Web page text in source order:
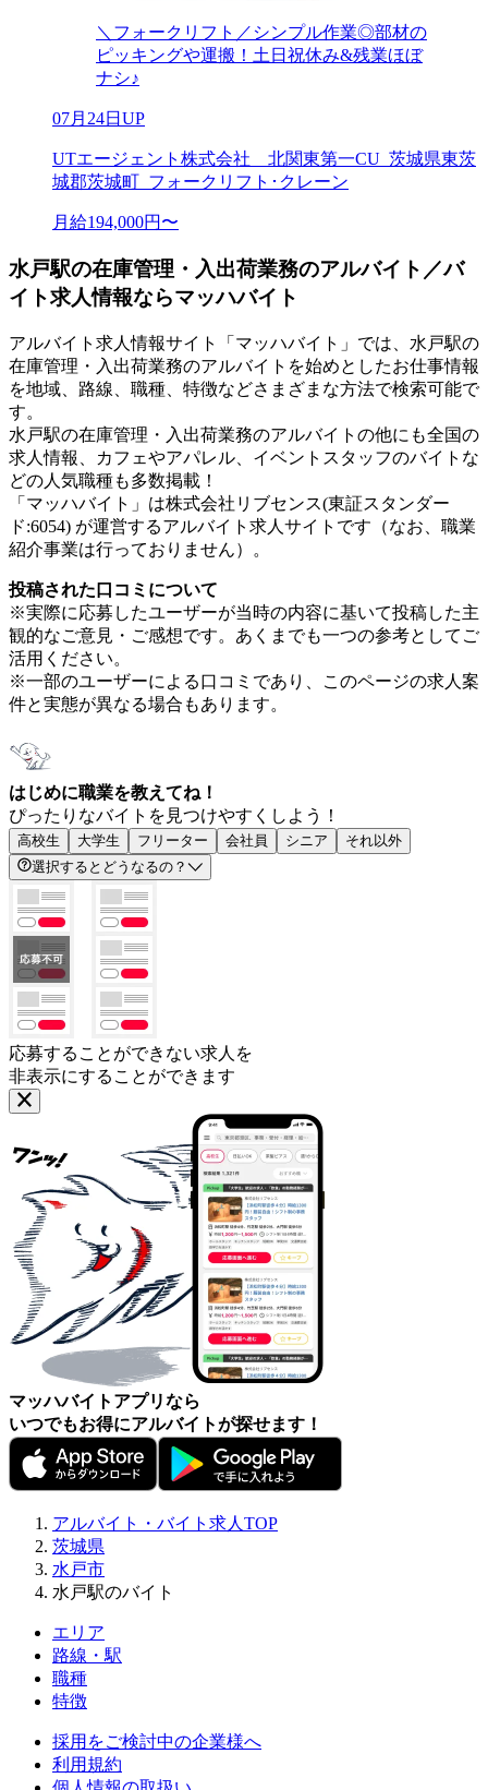
＼フォークリフト／シンプル作業◎部材の
ピッキングや運搬！土日祝休み&残業ほぼ
ナシ♪
07月24日UP
UTエージェント株式会社 北関東第一CU_茨城県東茨
城郡茨城町_フォークリフト･クレーン
月給194,000円〜
水戸駅の在庫管理・入出荷業務のアルバイト／バ
イト求人情報ならマッハバイト
アルバイト求人情報サイト「マッハバイト」では、水戸駅の
在庫管理・入出荷業務のアルバイトを始めとしたお仕事情報
を地域、路線、職種、特徴などさまざまな方法で検索可能で
す。
水戸駅の在庫管理・入出荷業務のアルバイトの他にも全国の
求人情報、カフェやアパレル、イベントスタッフのバイトな
どの人気職種も多数掲載！
「マッハバイト」は株式会社リブセンス(東証スタンダー
ド:6054) が運営するアルバイト求人サイトです（なお、職業
紹介事業は行っておりません）。
投稿された口コミについて
※実際に応募したユーザーが当時の内容に基いて投稿した主
観的なご意見・ご感想です。あくまでも一つの参考としてご
活用ください。
※一部のユーザーによる口コミであり、このページの求人案
件と実態が異なる場合もあります。
はじめに職業を教えてね！
ぴったりなバイトを見つけやすくしよう！
高校生 大学生 フリーター 会社員 シニア
それ以外
選択するとどうなるの？
応募することができない求人を
非表示にすることができます
マッハバイトアプリなら
いつでもお得にアルバイトが探せます！
アルバイト・バイト求人TOP
茨城県
水戸市
水戸駅のバイト
エリア
路線・駅
職種
特徴
採用をご検討中の企業様へ
利用規約